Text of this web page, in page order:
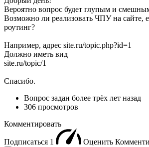
Вероятно вопрос будет глупым и
Возможно ли реализовать ЧПУ на сайте,
роутинг?
Например, адрес site.ru/topic.php?id=1
Должно иметь вид
site.ru/topic/1
Спасибо.
Вопрос задан более трёх лет назад
306 просмотров
Комментировать
Подписаться 1 Оценить